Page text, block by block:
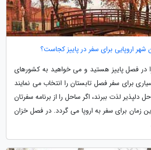
شهر اروپایی برای سفر در پاییز کجاست؟
در فصل پاییز هستید و می خواهید به کشورهای
برای سفر فصل تابستان را انتخاب می نمایند
دلپذیر لذت ببرند، اگر ساحل را از برنامه سفرتان
زمان برای سفر به اروپا می گردد. در فصل خزان